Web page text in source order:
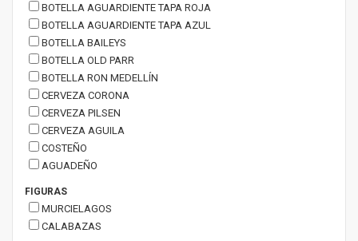
BOTELLA AGUARDIENTE TAPA ROJA
BOTELLA AGUARDIENTE TAPA AZUL
BOTELLA BAILEYS
BOTELLA OLD PARR
BOTELLA RON MEDELLÍN
CERVEZA CORONA
CERVEZA PILSEN
CERVEZA AGUILA
COSTEÑO
AGUADEÑO
FIGURAS
MURCIELAGOS
CALABAZAS